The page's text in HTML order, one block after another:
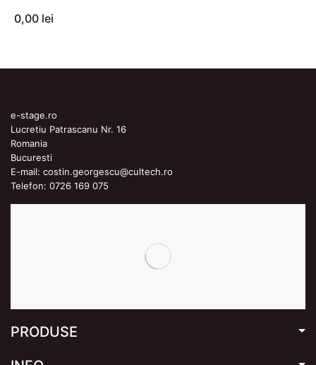
0,00 lei
e-stage.ro
Lucretiu Patrascanu Nr. 16
Romania
Bucuresti
E-mail: costin.georgescu@cultech.ro
Telefon: 0726 169 075
PRODUSE